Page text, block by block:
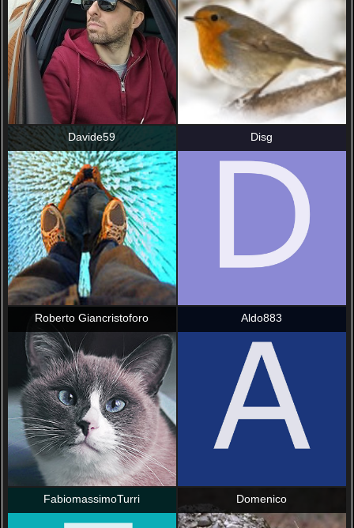
Davide59 Disg
Roberto Giancristoforo Aldo883
FabiomassimoTurri Domenico